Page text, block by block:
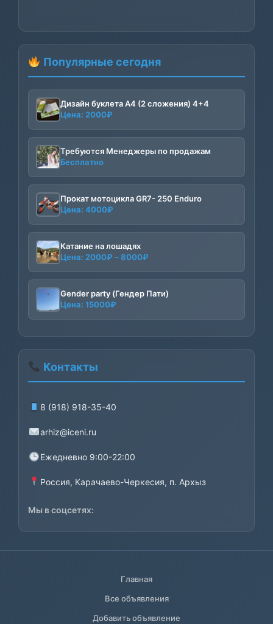
Популярные сегодня
Дизайн буклета А4 (2 сложения) 4+4
Цена: 2000₽
Требуются Менеджеры по продажам
Бесплатно
Прокат мотоцикла GR7- 250 Enduro
Цена: 4000₽
Катание на лошадях
Цена: 2000₽ –8000₽
2000₽
–
Gender party (Гендер Пати)
Цена: 15000₽
Контакты
8 (918) 918-35-40
arhiz@iceni.ru
Ежедневно 9:00-22:00
Россия, Карачаево-Черкесия, п. Архыз
Мы в соцсетях:
Главная
Все объявления
Добавить объявление